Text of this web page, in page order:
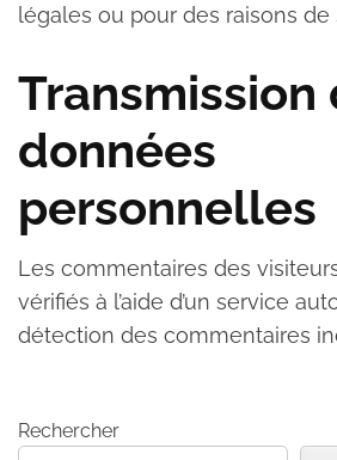
légales ou pour des raisons de
Transmission
données
personnelles
Les commentaires des
vérifiés à l’aide d’un service
détection des commentaires
Rechercher